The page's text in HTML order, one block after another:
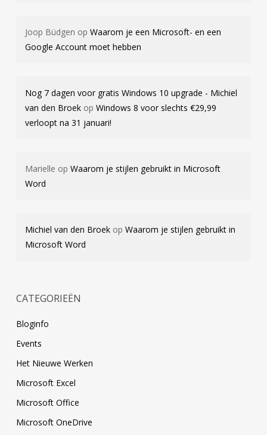
Joop Büdgen op Waarom je een Microsoft- en een
Google Account moet hebben
Nog 7 dagen voor gratis Windows 10 upgrade - Michiel
van den Broekop Windows 8 voor slechts €29,99
verloopt na 31 januari!
Marielle op Waarom je stijlen gebruikt in Microsoft
Word
Michiel van den Broekop Waarom je stijlen gebruikt in
Microsoft Word
CATEGORIEËN
Bloginfo
Events
Het Nieuwe Werken
Microsoft Excel
Microsoft Office
Microsoft OneDrive